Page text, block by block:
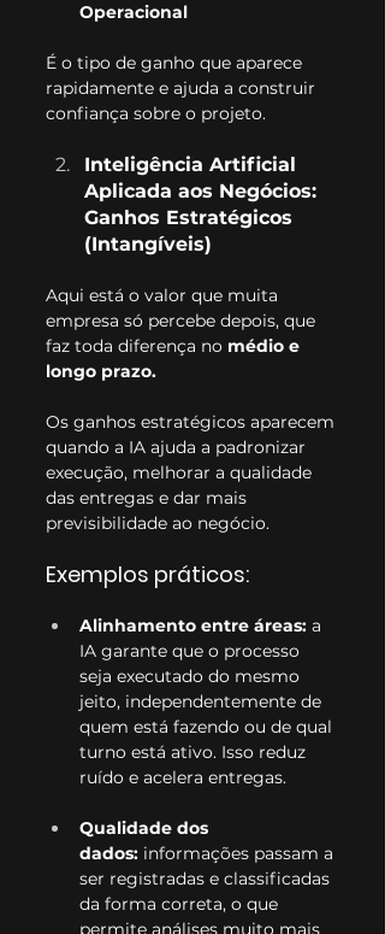
Operacional
É o tipo de ganho que aparece
rapidamente e ajuda a construir
confiança sobre o projeto.
Inteligência Artificial
Aplicada aos Negócios:
Ganhos Estratégicos
(Intangíveis)
Aqui está o valor que muita
empresa só percebe depois, que
faz toda diferença no médio e
longo prazo.
Os ganhos estratégicos aparecem
quando a IA ajuda a padronizar
execução, melhorar a qualidade
das entregas e dar mais
previsibilidade ao negócio.
Exemplos práticos:
Alinhamento entre áreas: a
IA garante que o processo
seja executado do mesmo
jeito, independentemente de
quem está fazendo ou de qual
turno está ativo. Isso reduz
ruído e acelera entregas.
Qualidade dos
dados: informações passam a
ser registradas e classificadas
da forma correta, o que
permite análises muito mais